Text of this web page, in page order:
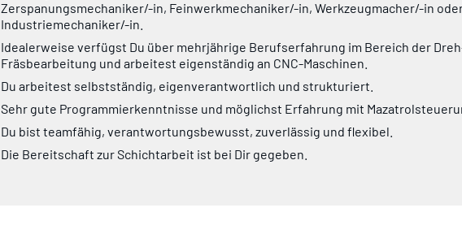
Zerspanungsmechaniker/-in, Feinwerkmechaniker/-in, Werkzeugmacher/-in
Industriemechaniker/-in.
Idealerweise verfügst Du über mehrjährige Berufserfahrung im Bereich der
Fräsbearbeitung und arbeitest eigenständig an CNC-Maschinen.
Du arbeitest selbstständig, eigenverantwortlich und strukturiert.
Sehr gute Programmierkenntnisse und möglichst Erfahrung mit
Du bist teamfähig, verantwortungsbewusst, zuverlässig und flexibel.
Die Bereitschaft zur Schichtarbeit ist bei Dir gegeben.